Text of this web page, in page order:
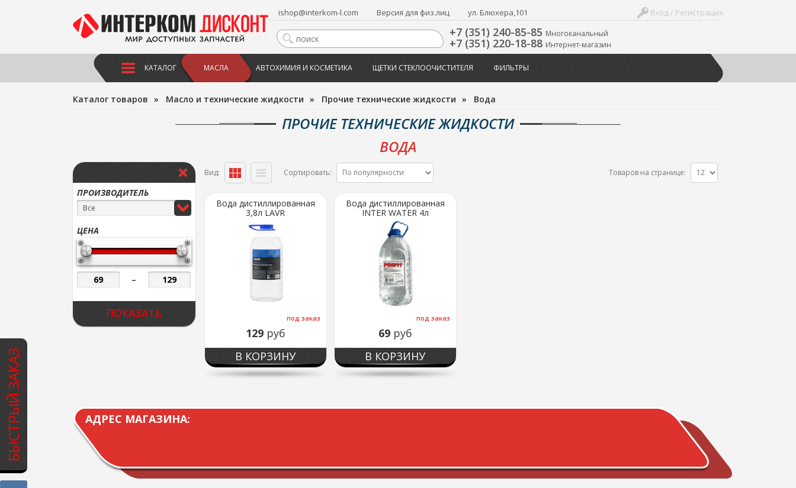
БЫСТРЫЙ ЗАКАЗ
Вход / Регистрация
ishop@interkom-l.com Версия для физ.лиц ул. Блюхера,101
+7 (351) 240-85-85 Многоканальный
+7 (351) 220-18-88 Интернет-магазин
КАТАЛОГ МАСЛА АВТОХИМИЯ И КОСМЕТИКА ЩЕТКИ СТЕКЛООЧИСТИТЕЛЯ ФИЛЬТРЫ
Каталог товаров » Масло и технические жидкости » Прочие технические жидкости » Вода
ПРОЧИЕ ТЕХНИЧЕСКИЕ ЖИДКОСТИ
ВОДА
ПРОИЗВОДИТЕЛЬ
Все
ЦЕНА
–
Вид: Сортировать: Товаров на странице:
Вода дистиллированная
3,8л LAVR
под заказ
129 руб
В КОРЗИНУ
Вода дистиллированная
INTER WATER 4л
под заказ
69 руб
В КОРЗИНУ
АДРЕС МАГАЗИНА: